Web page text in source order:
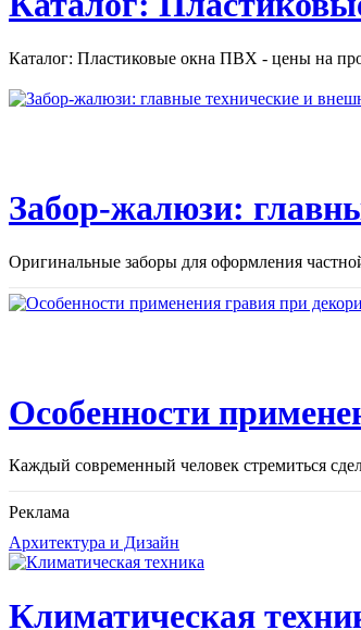
Каталог: Пластиковые окна ПВХ - цены на
Забор-жалюзи:
Оригинальные заборы для оформления
Особенности
Каждый современный человек стремиться
Реклама
Архитектура и Дизайн
Климатическая